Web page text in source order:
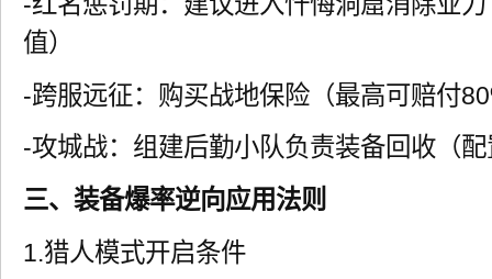
值）
-跨服远征：购买战地保险（最高可赔付
-攻城战：组建后勤小队负责装备回收（
三、装备爆率逆向应用法则
1.猎人模式开启条件